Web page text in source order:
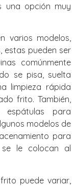
una opción muy
varios modelos,
estas pueden ser
comúnmente
se pisa, suelta
limpieza rápida
frito. También,
espátulas para
modelos de
para
se le colocan al
puede variar,